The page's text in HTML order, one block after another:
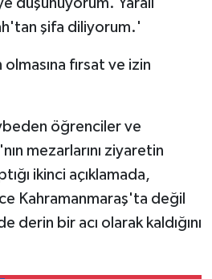
şifa diliyorum.'
fırsat ve izin
öğrenciler ve
mezarlarını ziyaretin
ikinci açıklamada,
Kahramanmaraş'ta değil
derin bir acı olarak kaldığını